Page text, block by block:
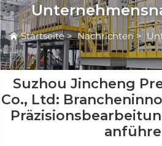
Startseite>Nachrichten>
Suzhou Jincheng
Co., Ltd: